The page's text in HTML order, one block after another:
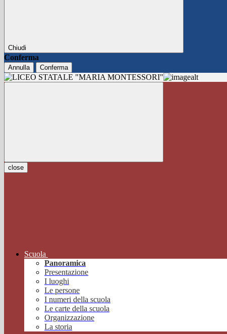
Chiudi
Conferma
Annulla Conferma
close
Scuola
Panoramica
Presentazione
I luoghi
Le persone
I numeri della scuola
Le carte della scuola
Organizzazione
La storia